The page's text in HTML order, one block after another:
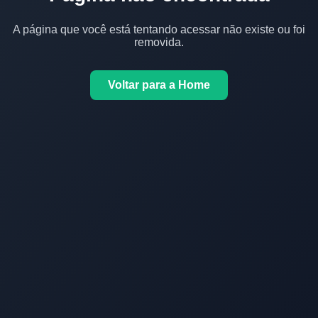
A página que você está tentando acessar não existe ou foi
removida.
Voltar para a Home